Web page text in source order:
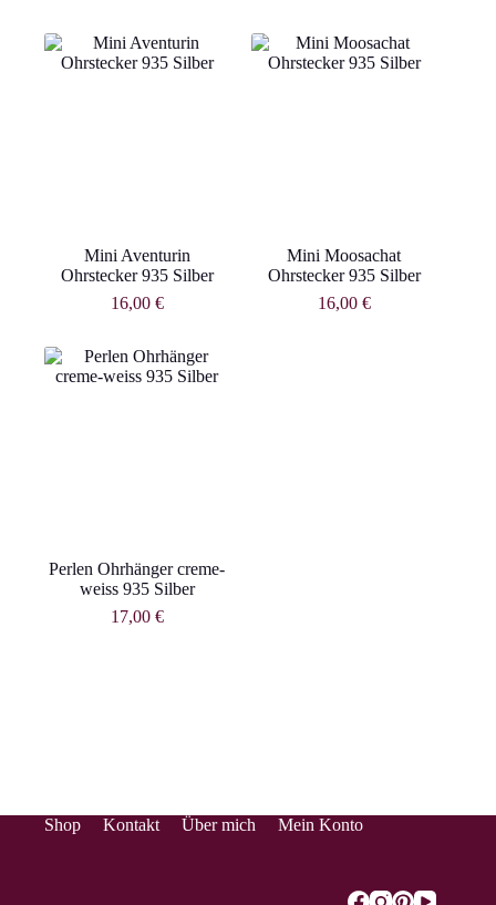
Mini Aventurin
Ohrstecker 935 Silber
16,00 €
Mini Moosachat
Ohrstecker 935 Silber
16,00 €
Perlen Ohrhänger creme-
weiss 935 Silber
17,00 €
Shop Kontakt Über mich Mein Konto